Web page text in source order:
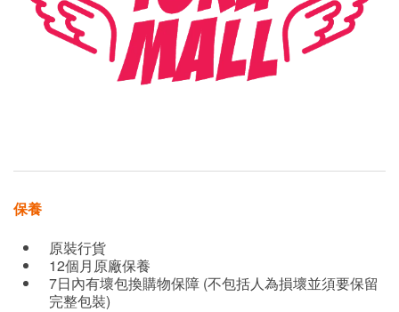
保養
原裝行貨
12個月原廠保養
7日內有壞包換購物保障 (不包括人為損壞並須要保留
完整包裝)